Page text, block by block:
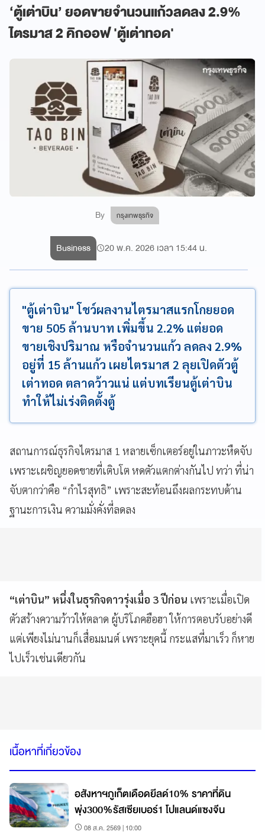
‘ตู้เต่าบิน’ ยอดขายจำนวนแก้วลดลง 2.9%
ไตรมาส 2 คิกออฟ 'ตู้เต่าทอด'
By กรุงเทพธุรกิจ
Business 20 พ.ค. 2026 เวลา 15:44 น.
"ตู้เต่าบิน" โชว์ผลงานไตรมาสแรกโกยยอด
ขาย 505 ล้านบาท เพิ่มขึ้น 2.2% แต่ยอด
ขายเชิงปริมาณ หรือจำนวนแก้ว ลดลง 2.9%
อยู่ที่ 15 ล้านแก้ว เผยไตรมาส 2 ลุยเปิดตัวตู้
เต่าทอด ตลาดว้าวแน่ แต่บทเรียนตู้เต่าบิน
ทำให้ไม่เร่งติดตั้งตู้
สถานการณ์ธุรกิจไตรมาส 1 หลายเซ็กเตอร์อยู่ในภาวะหืดจับ
เพราะเผชิญยอดขายที่เติบโต หดตัวแตกต่างกันไป ทว่า ที่น่า
จับตากว่าคือ “กำไรสุทธิ” เพราะสะท้อนถึงผลกระทบด้าน
ฐานะการเงิน ความมั่งคั่งที่ลดลง
“เต่าบิน” หนึ่งในธุรกิจดาวรุ่งเมื่อ 3 ปีก่อน เพราะเมื่อเปิด
ตัวสร้างความว้าวให้ตลาด ผู้บริโภคฮือฮา ให้การตอบรับอย่างดี
แต่เพียงไม่นานก็เสื่อมมนต์ เพราะยุคนี้ กระแสที่มาเร็ว ก็หาย
ไปเร็วเช่นเดียวกัน
เนื้อหาที่เกี่ยวข้อง
อสังหาฯภูเก็ตเดือดยีลด์10% ราคาที่ดิน
พุ่ง300%รัสเซียเบอร์1 โปแลนด์แซงจีน
08 ส.ค. 2569 | 10:00